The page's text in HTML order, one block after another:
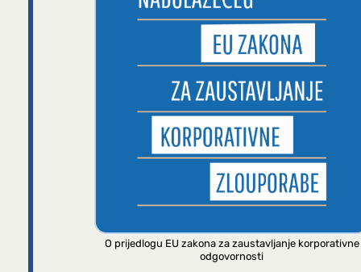
O prijedlogu EU zakona za zaustavljanje korporativne
odgovornosti